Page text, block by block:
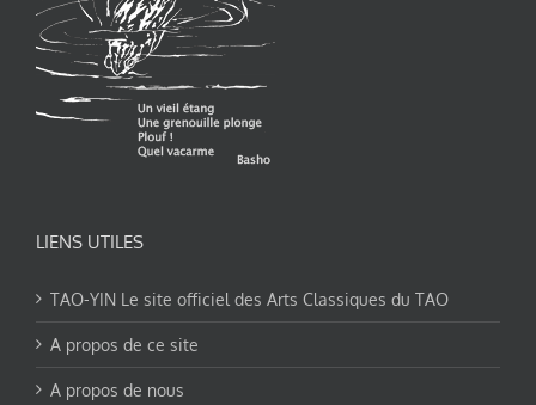
LIENS UTILES
TAO-YIN Le site officiel des Arts Classiques du TAO
A propos de ce site
A propos de nous